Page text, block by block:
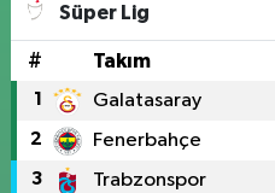
Süper Lig
# Takım
1 Galatasaray
2 Fenerbahçe
3 Trabzonspor